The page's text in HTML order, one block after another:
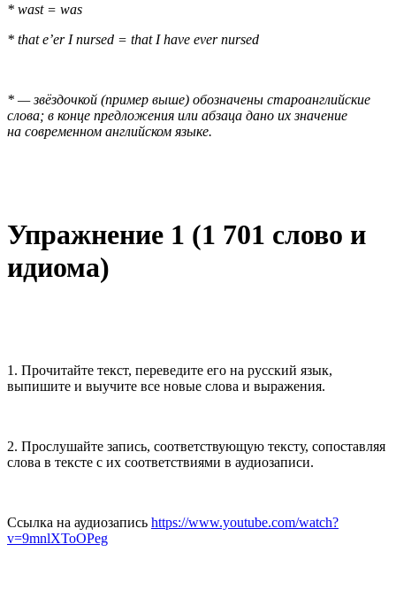
* wast = was
* that e’er I nursed = that I have ever nursed
* — звёздочкой (пример выше) обозначены староанглийские
слова; в конце предложения или абзаца дано их значение
на современном английском языке.
Упражнение 1 (1 701 слово и
идиома)
1. Прочитайте текст, переведите его на русский язык,
выпишите и выучите все новые слова и выражения.
2. Прослушайте запись, соответствующую тексту, сопоставляя
слова в тексте с их соответствиями в аудиозаписи.
Ссылка на аудиозапись https://www.youtube.com/watch?
v=9mnlXToOPeg